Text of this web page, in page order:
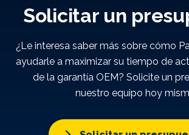
Solicitar un
¿Le interesa saber más sobre cómo
ayudarle a maximizar su tiempo de
de la garantía OEM? Solicite un
nuestro equipo hoy